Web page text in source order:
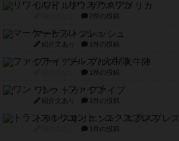
リワイルド：サウスアメリカ
2件の投稿
マーケットフレッシュ
紹介文あり 1件の投稿
ファイアー・ブルズ / 火牛陣
1件の投稿
ワン・トゥ・ファイブ
紹介文あり 1件の投稿
トランスオリエント・エクスプレス
1件の投稿